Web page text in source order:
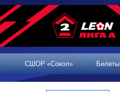
СШОР «Сокол» Билеты